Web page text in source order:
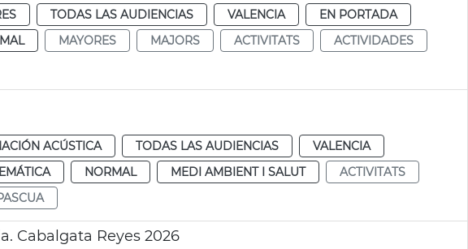
TODAS LAS AUDIENCIAS VALENCIA
EN PORTADA
MAYORES MAJORS ACTIVITATS
ACTIVIDADES
ACÚSTICA TODAS LAS AUDIENCIAS
VALENCIA
NORMAL MEDI AMBIENT I SALUT
ACTIVITATS
Cabalgata Reyes 2026